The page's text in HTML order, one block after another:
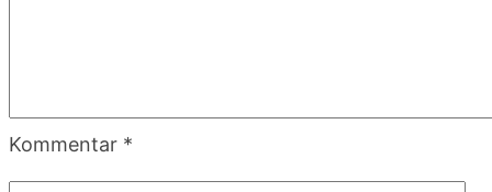
Kommentar *